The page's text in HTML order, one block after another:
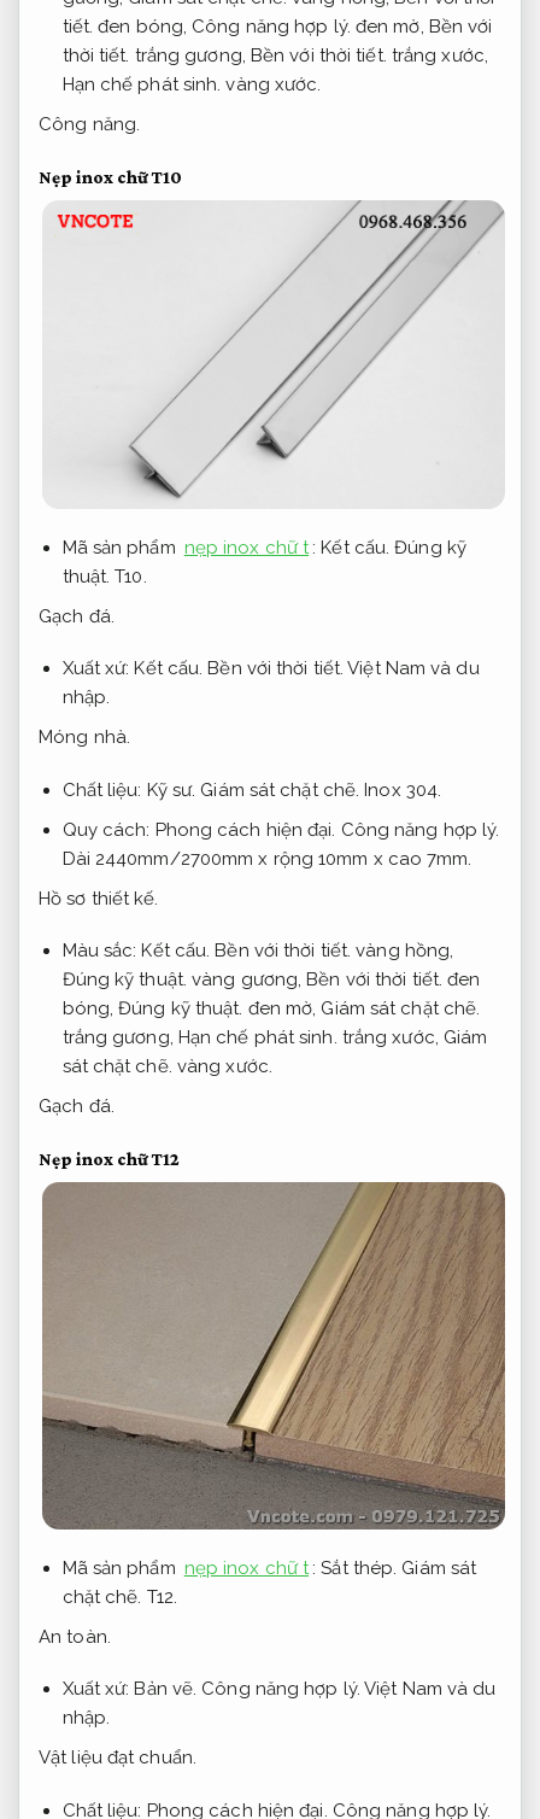
tiết. đen bóng, Công năng hợp lý. đen mờ, Bền với
thời tiết. trắng gương, Bền với thời tiết. trắng xước,
Hạn chế phát sinh. vàng xước.
Công năng.
Nẹp inox chữ T10
Mã sản phẩm nẹp inox chữ t :Kết cấu. Đúng kỹ
thuật. T10.
Gạch đá.
Xuất xứ:Kết cấu. Bền với thời tiết. Việt Nam và du
nhập.
Móng nhà.
Chất liệu: Kỹ sư. Giám sát chặt chẽ. Inox 304.
Quy cách: Phong cách hiện đại. Công năng hợp lý.
Dài 2440mm/2700mm x rộng 10mm x cao 7mm.
Hồ sơ thiết kế.
Màu sắc:Kết cấu. Bền với thời tiết. vàng hồng,
Đúng kỹ thuật. vàng gương,Bền với thời tiết. đen
bóng,Đúng kỹ thuật. đen mờ, Giám sát chặt chẽ.
trắng gương, Hạn chế phát sinh. trắng xước, Giám
sát chặt chẽ. vàng xước.
Gạch đá.
Nẹp inox chữ T12
Mã sản phẩm nẹp inox chữ t :Sắt thép. Giám sát
chặt chẽ. T12.
An toàn.
Xuất xứ:Bản vẽ. Công năng hợp lý. Việt Nam và du
nhập.
Vật liệu đạt chuẩn.
Chất liệu: Phong cách hiện đại. Công năng hợp lý.